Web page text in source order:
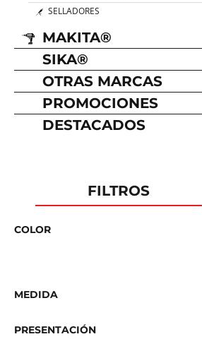
SELLADORES
MAKITA®
SIKA®
OTRAS MARCAS
PROMOCIONES
DESTACADOS
FILTROS
COLOR
MEDIDA
PRESENTACIÓN